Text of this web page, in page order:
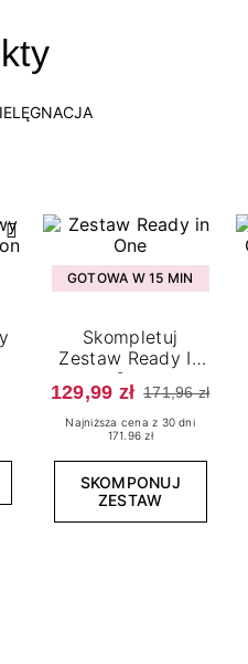
GOTOWA W 15 MIN
Skompletuj
Zestaw Ready In
One
129,99 zł 171,96 zł
Najniższa cena z 30 dni
171.96 zł
SKOMPONUJ
ZESTAW